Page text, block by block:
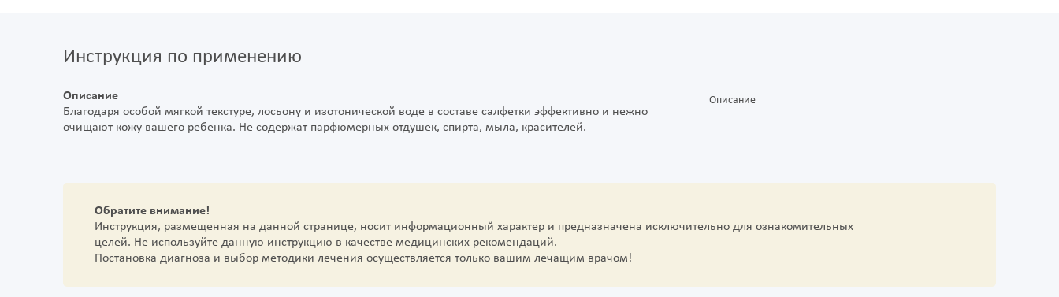
Инструкция по применению
Описание
Благодаря особой мягкой текстуре, лосьону и изотонической воде в составе салфетки эффективно и нежно
очищают кожу вашего ребенка. Не содержат парфюмерных отдушек, спирта, мыла, красителей.
Описание
Обратите внимание!
Инструкция, размещенная на данной странице, носит информационный характер и предназначена исключительно для ознакомительных
целей. Не используйте данную инструкцию в качестве медицинских рекомендаций.
Постановка диагноза и выбор методики лечения осуществляется только вашим лечащим врачом!